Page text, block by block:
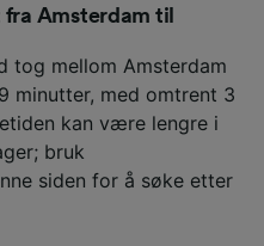
Amsterdam til
tog mellom Amsterdam
minutter, med omtrent 3
kan være lengre i
bruk
siden for å søke etter